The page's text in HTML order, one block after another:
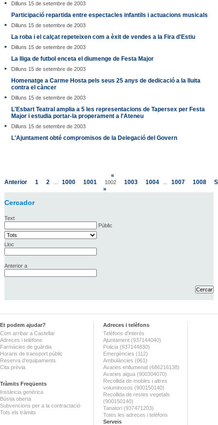
Dilluns 15 de setembre de 2003
Participació repartida entre espectacles infantils i actuacions musicals
Dilluns 15 de setembre de 2003
La roba i el calçat repeteixen com a èxit de vendes a la Fira d'Estiu
Dilluns 15 de setembre de 2003
La lliga de futbol enceta el diumenge de Festa Major
Dilluns 15 de setembre de 2003
Homenatge a Carme Hosta pels seus 25 anys de dedicació a la lluita
contra el càncer
Dilluns 15 de setembre de 2003
L'Esbart Teatral amplia a 5 les representacions de Tapersex per Festa
Major i estudia portar-la properament a l'Ateneu
Dilluns 15 de setembre de 2003
L'Ajuntament obté compromisos de la Delegació del Govern
«
Anterior
1 2 1000 1001 1002 1003 1004 1007 1008
»
Cercador
Text
Públic
Lloc
Anterior a
Et podem ajudar?
Com arribar a Castellar
Adreces i telèfons
Farmàcies de guàrdia
Horaris de transport públic
Reserva d'equipaments
Cita prèvia
Tràmits Freqüents
Instància genèrica
Bústia oberta
Subvencions per a la contractació
Tots els tràmits
Adreces i telèfons
Telèfons d'interès
Ajuntament (937144040)
Policia (937144830)
Emergències (112)
Ambulàncies (061)
Avaries enllumenat (686216138)
Avaries aigua (900304070)
Recollida de mobles i altres
voluminosos (900150140)
Recollida de restes vegetals
(900150140)
Tanatori (937471203)
Totes les adreces i telèfons
Serveis